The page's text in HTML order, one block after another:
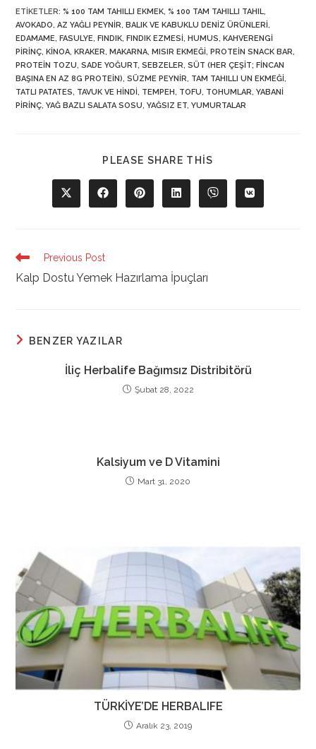
ETIKETLER:% 100 TAM TAHILLI EKMEK, % 100 TAM TAHILLI TAHIL,
AVOKADO, AZ YAĞLI PEYNIR, BALIK VE KABUKLU DENIZ ÜRÜNLERI,
EDAMAME, FASULYE, FINDIK, FINDIK EZMESI, HUMUS, KAHVERENGI
PIRINÇ, KINOA, KRAKER, MAKARNA, MISIR EKMEĞI, PROTEIN SNACK BAR,
PROTEIN TOZU, SADE YOĞURT, SEBZELER, SÜT (HER ÇEŞIT; FINCAN
BAŞINA EN AZ 8G PROTEIN), SÜZME PEYNIR, TAM TAHILLI UN EKMEĞI,
TATLI PATATES, TAVUK VE HINDI, TEMPEH, TOFU, TOHUMLAR, YABANI
PIRINÇ, YAĞ BAZLI SALATA SOSU, YAĞSIZ ET, YUMURTALAR
PLEASE SHARE THIS
CONTENT
Opens
in
Opens
in
Opens
in
Opens
in
Opens
in
Opens
in
Read
articles
Previous Post
Kalp Dostu Yemek Hazırlama İpuçları
BENZER YAZILAR
İliç Herbalife Bağımsız Distribitörü
Şubat 28, 2022
Kalsiyum ve D Vitamini
Mart 31, 2020
TÜRKİYE’DE HERBALIFE
Aralık 23, 2019